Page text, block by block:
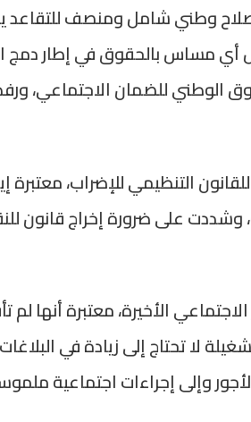
وطني شامل ومنصف للتقاعد
أي مساس بالحقوق في إطار دمج
الوطني للضمان الاجتماعي،
التنظيمي للإضراب، معتبرة
على ضرورة إخراج قانون
الأخيرة، معتبرة أنها
لا تحتاج إلى زيادة في
وإلى إجراءات اجتماعية